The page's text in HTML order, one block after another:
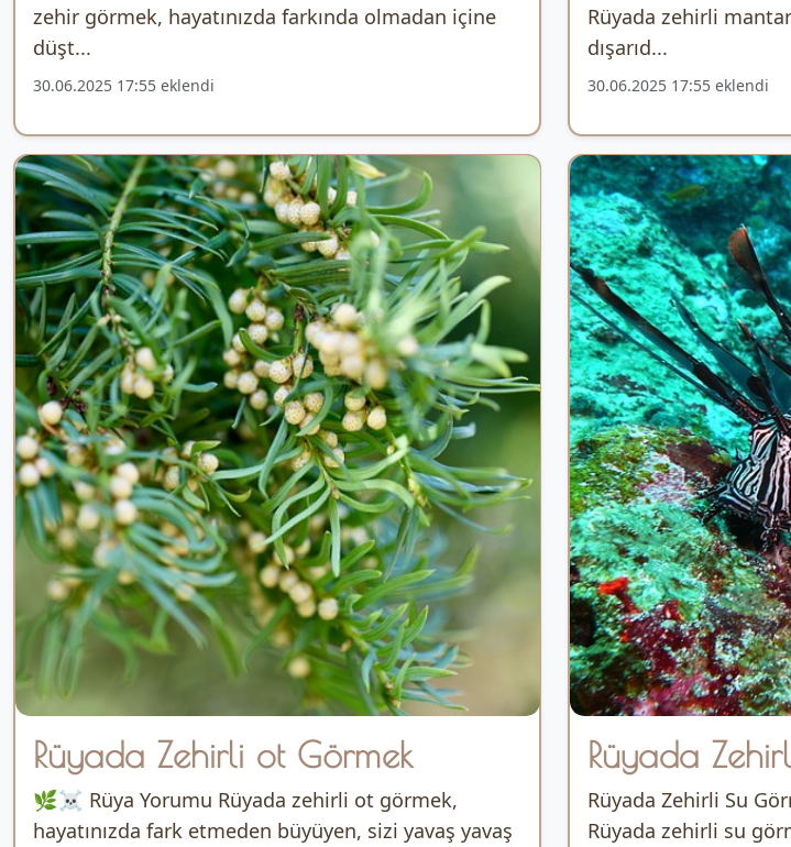
zehir görmek, hayatınızda farkında olmadan içine
düşt...
30.06.2025 17:55 eklendi
Rüyada zehirli
dışarıd...
30.06.2025 17:55 eklendi
Rüyada Zehirli ot Görmek
🌿☠️ Rüya Yorumu Rüyada zehirli ot görmek,
hayatınızda fark etmeden büyüyen, sizi yavaş yavaş
Rüyada
Rüyada Zehirli Su
Rüyada zehirli su